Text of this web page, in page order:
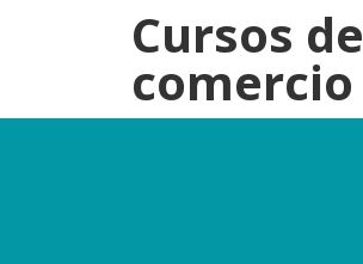
Cursos de
comercio